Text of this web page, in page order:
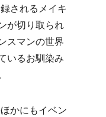
されるメイキ
が切り取られ
スマンの世界
いるお馴染み
かにもイベン